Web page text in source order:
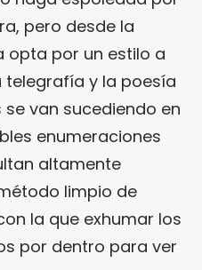
pero desde la
opta por un estilo a
y la poesía
van sucediendo en
enumeraciones
altamente
limpio de
la que exhumar los
por dentro para ver